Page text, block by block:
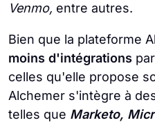
Venmo, entre autres.
Bien que la plateforme
moins d'intégrations
celles qu'elle propose
Alchemer s'intègre à
telles que Marketo,